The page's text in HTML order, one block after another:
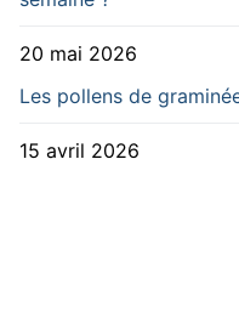
20 mai 2026
Les pollens de
15 avril 2026